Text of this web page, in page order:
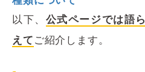
以下、 公式ページでは語
えて ご紹介します。